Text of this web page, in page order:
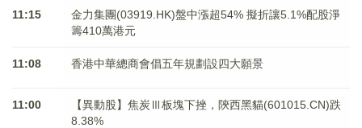
11:15
金力集團(03919.HK)盤中漲超54% 擬折讓5.1%配股淨
籌410萬港元
11:08 香港中華總商會倡五年規劃設四大願景
11:00
【異動股】焦炭Ⅲ板塊下挫，陝西黑貓(601015.CN)跌
8.38%